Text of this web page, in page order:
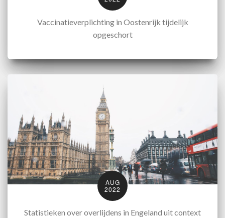
Vaccinatieverplichting in Oostenrijk tijdelijk
opgeschort
AUG
2022
Statistieken over overlijdens in Engeland uit context